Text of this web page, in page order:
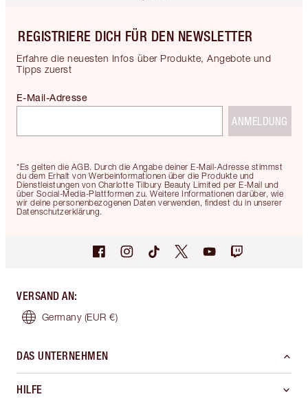
REGISTRIERE DICH FÜR DEN NEWSLETTER
Erfahre die neuesten Infos über Produkte, Angebote und
Tipps zuerst
*Es gelten die AGB. Durch die Angabe deiner E-Mail-Adresse stimmst
du dem Erhalt von Werbeinformationen über die Produkte und
Dienstleistungen von Charlotte Tilbury Beauty Limited per E-Mail und
über Social-Media-Plattformen zu. Weitere Informationen darüber, wie
wir deine personenbezogenen Daten verwenden, findest du in unserer
Datenschutzerklärung.
E-Mail-Adresse
ANMELDUNG
VERSAND AN:
Germany (EUR €)
DAS UNTERNEHMEN
HILFE